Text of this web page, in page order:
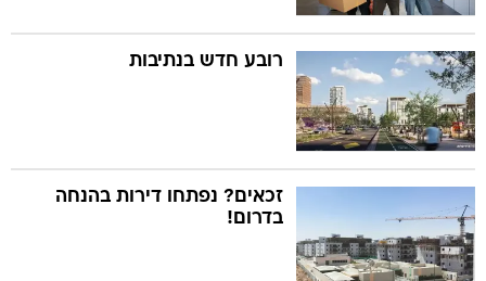
רובע חדש בנתיבות
זכאים? נפתחו דירות בהנחה
בדרום!